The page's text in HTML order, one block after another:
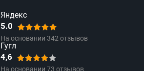
Яндекс
5.0
На основании 342отзывов
Гугл
4,6
На основании 73 отзывов